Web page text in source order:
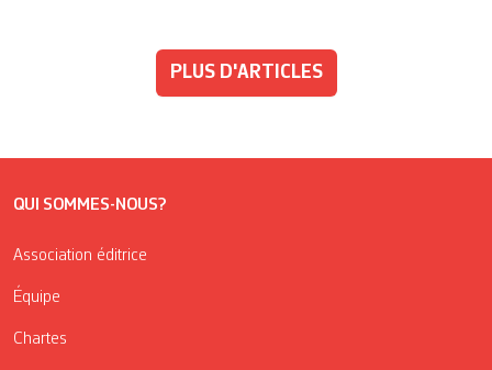
PLUS D'ARTICLES
QUI SOMMES-NOUS?
Association éditrice
Équipe
Chartes